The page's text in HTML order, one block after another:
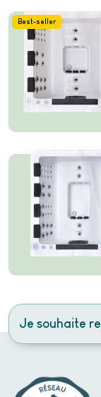
Best-seller
Je souhaite